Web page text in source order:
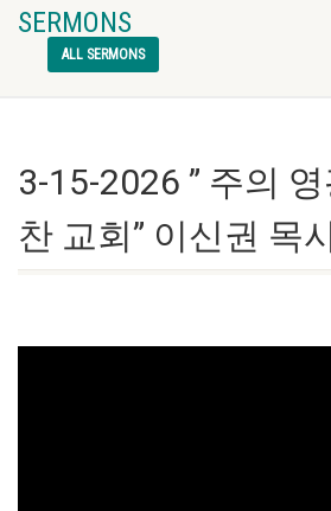
SERMONS
ALL SERMONS
3-15-2026 ” 주의
찬 교회” 이신권 목